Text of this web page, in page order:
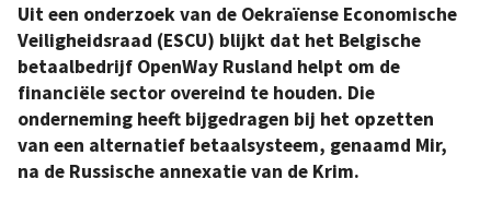
Uit een onderzoek van de Oekraïense Economische
Veiligheidsraad (ESCU) blijkt dat het Belgische
betaalbedrijf OpenWay Rusland helpt om de
financiële sector overeind te houden. Die
onderneming heeft bijgedragen bij het opzetten
van een alternatief betaalsysteem, genaamd Mir,
na de Russische annexatie van de Krim.